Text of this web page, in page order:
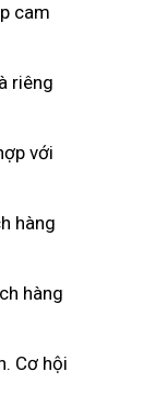
cam
riêng
với
hàng
hàng
Cơ hội